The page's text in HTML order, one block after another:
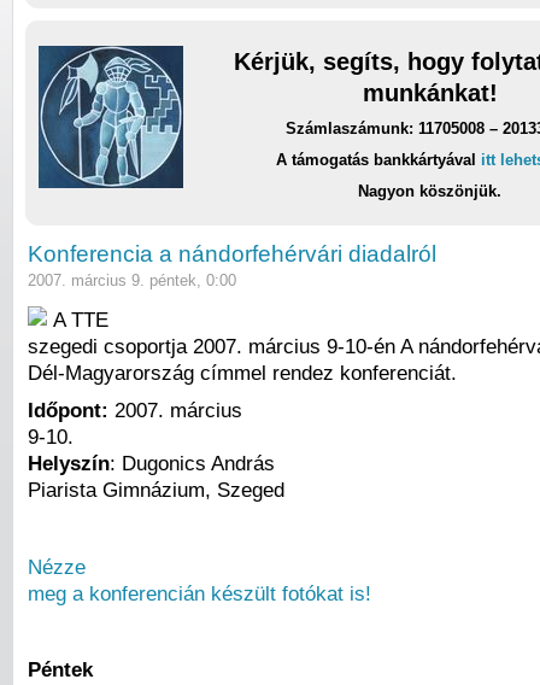
Kérjük, segíts, hogy
munkánkat!
Számlaszámunk: 11705008 –
A támogatás bankkártyával itt
Nagyon köszönjük.
Konferencia a nándorfehérvári diadalról
2007. március 9. péntek, 0:00
A TTE
szegedi csoportja 2007. március 9-10-én A
Dél-Magyarország címmel rendez konferenciát.
Időpont: 2007. március
9-10.
Helyszín: Dugonics András
Piarista Gimnázium, Szeged
Nézze
meg a konferencián készült fotókat is!
Péntek